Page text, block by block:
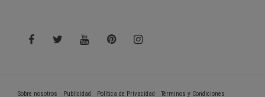
Sobre nosotros Publicidad Política de Privacidad Términos y Condiciones